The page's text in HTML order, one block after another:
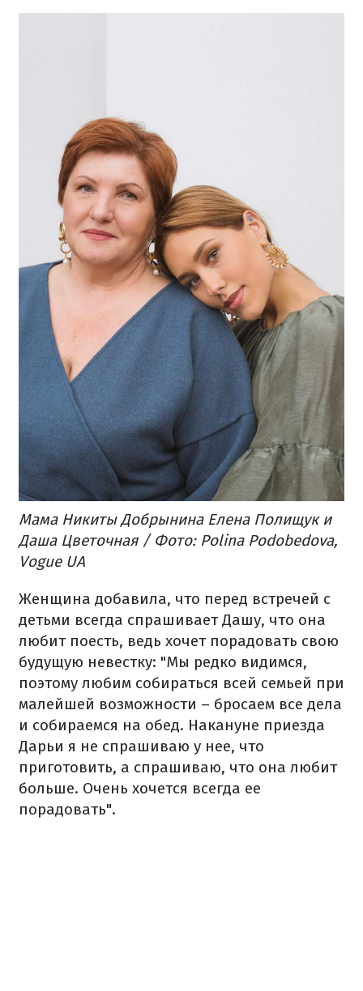
Мама Никиты Добрынина Елена Полищук и
Даша Цветочная / Фото: Polina Podobedova,
Vogue UA
Женщина добавила, что перед встречей с
детьми всегда спрашивает Дашу, что она
любит поесть, ведь хочет порадовать свою
будущую невестку: "Мы редко видимся,
поэтому любим собираться всей семьей при
малейшей возможности – бросаем все дела
и собираемся на обед. Накануне приезда
Дарьи я не спрашиваю у нее, что
приготовить, а спрашиваю, что она любит
больше. Очень хочется всегда ее
порадовать".